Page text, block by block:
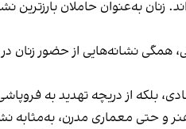
به‌عنوان حاملان بارزترین
نشانه‌هایی از حضور زنان
بلکه از دریچه‌ تهدید به
و حتی معماری مدرن، به‌مثابه